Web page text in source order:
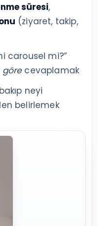
süresi,
(ziyaret, takip,
carousel mi?”
cevaplamak
neyi
belirlemek